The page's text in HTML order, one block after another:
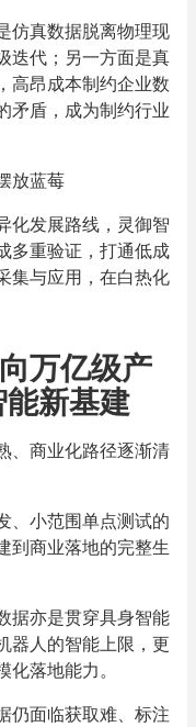
仿真数据脱离物理现
迭代；另一方面是真
高昂成本制约企业数
矛盾，成为制约行业
放蓝莓
化发展路线，灵御智
多重验证，打通低成
集与应用，在白热化
万亿级产
新基建
、商业化路径逐渐清
、小范围单点测试的
到商业落地的完整生
据亦是贯穿具身智能
器人的智能上限，更
落地能力。
仍面临获取难、标注